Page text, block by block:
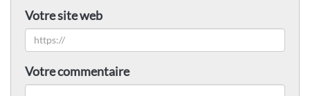
Votre site web
Votre commentaire